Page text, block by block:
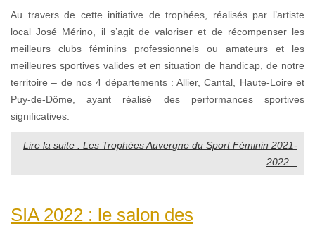
Au travers de cette initiative de trophées, réalisés par l’artiste
local José Mérino, il s’agit de valoriser et de récompenser les
meilleurs clubs féminins professionnels ou amateurs et les
meilleures sportives valides et en situation de handicap, de notre
territoire – de nos 4 départements : Allier, Cantal, Haute-Loire et
Puy-de-Dôme, ayant réalisé des performances sportives
significatives.
Lire la suite : Les Trophées Auvergne du Sport Féminin 2021-
2022...
SIA 2022 : le salon des